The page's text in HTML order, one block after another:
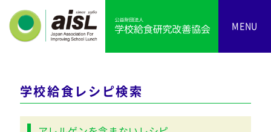
MENU
学校給食レシピ検索